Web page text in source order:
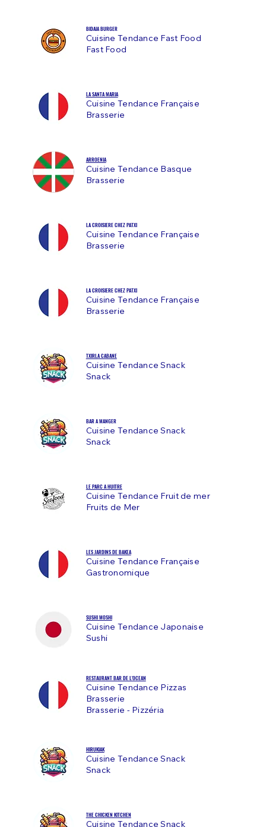
BIDAIA BURGER
Cuisine Tendance Fast Food
Fast Food
LA SANTA MARIA
Cuisine Tendance Française
Brasserie
ARROENIA
Cuisine Tendance Basque
Brasserie
LA CROISIERE CHEZ PATXI
Cuisine Tendance Française
Brasserie
LA CROISIERE CHEZ PATXI
Cuisine Tendance Française
Brasserie
TXIRLA CABANE
Cuisine Tendance Snack
Snack
BAR A MANGER
Cuisine Tendance Snack
Snack
LE PARC A HUITRE
Cuisine Tendance Fruit de mer
Fruits de Mer
LES JARDINS DE BAKEA
Cuisine Tendance Française
Gastronomique
SUSHI MOSHI
Cuisine Tendance Japonaise
Sushi
RESTAURANT BAR DE L'OCEAN
Cuisine Tendance Pizzas
Brasserie
Brasserie - Pizzéria
HIRUKIAK
Cuisine Tendance Snack
Snack
THE CHICKEN KITCHEN
Cuisine Tendance Snack